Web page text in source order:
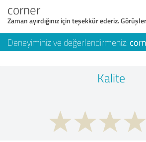
corner
Zaman ayırdığınız için teşekkür ederiz.
Deneyiminiz ve değerlendirmeniz:
Kalite